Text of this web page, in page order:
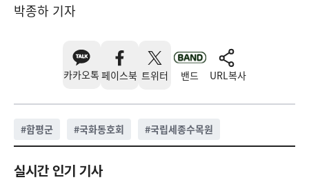
박종하 기자
카카오톡 페이스북 트위터 밴드 URL복사
#함평군 #국화동호회 #국립세종수목원
실시간 인기 기사